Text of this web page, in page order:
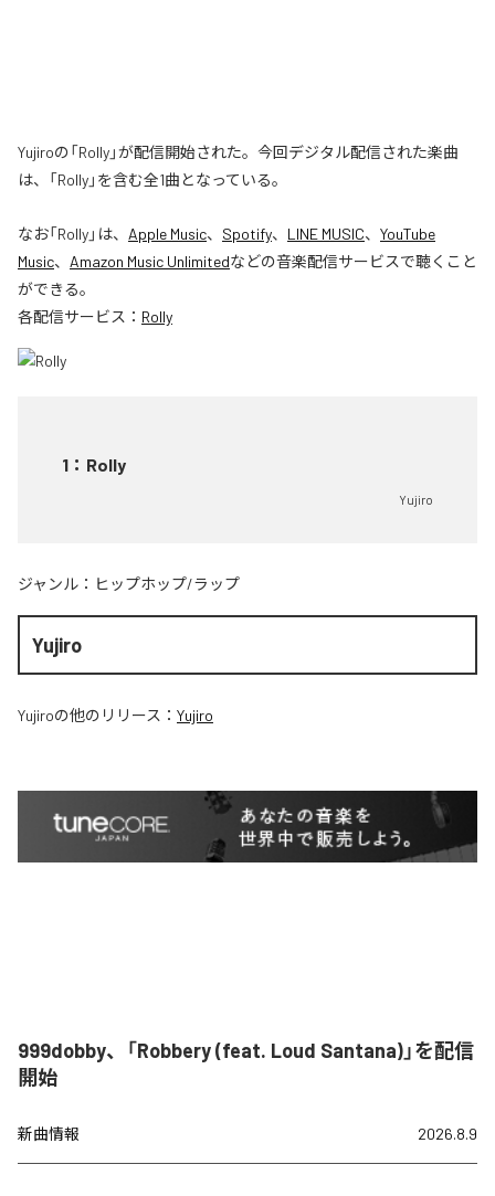
Yujiroの「Rolly」が配信開始された。今回デジタル配信された楽曲
は、「Rolly」を含む全1曲となっている。
なお「Rolly」は、 Apple Music、 Spotify、 LINE MUSIC、 YouTube
Music、 Amazon Music Unlimitedなどの音楽配信サービスで聴くこと
ができる。
各配信サービス： Rolly
1 ： Rolly
Yujiro
ジャンル： ヒップホップ/ラップ
Yujiro
Yujiroの他のリリース： Yujiro
999dobby、「Robbery (feat. Loud Santana)」を配信
開始
新曲情報 2026.8.9